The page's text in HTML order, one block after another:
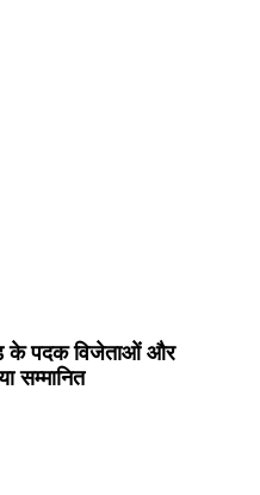
के पदक विजेताओं और
सम्मानित